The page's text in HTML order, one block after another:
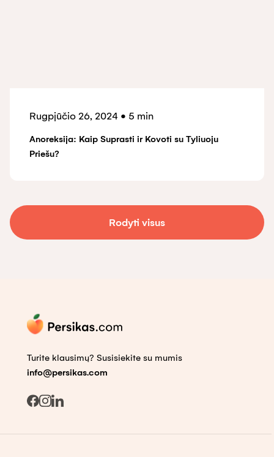
Rugpjūčio 26, 2024 • 5 min
Anoreksija: Kaip Suprasti ir Kovoti su Tyliuoju
Priešu?
Rodyti visus
Turite klausimų? Susisiekite su mumis
info@persikas.com